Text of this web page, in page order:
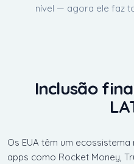
nível — agora ele faz
Inclusão
Os EUA têm um
apps como Rocket Money,